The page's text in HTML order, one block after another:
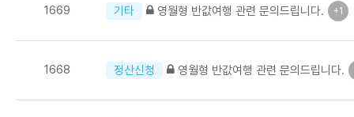
1669 기타 영월형 반값여행 관련 문의드립니다. +1
1668 정산신청 영월형 반값여행 관련 문의드립니다.